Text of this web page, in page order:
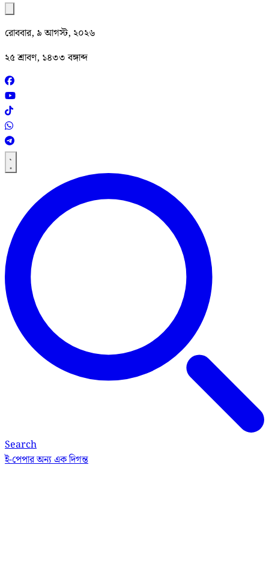
রোববার, ৯ আগস্ট, ২০২৬
২৫ শ্রাবণ, ১৪৩৩ বঙ্গাব্দ
Search
ই-পেপারঅন্য এক দিগন্ত